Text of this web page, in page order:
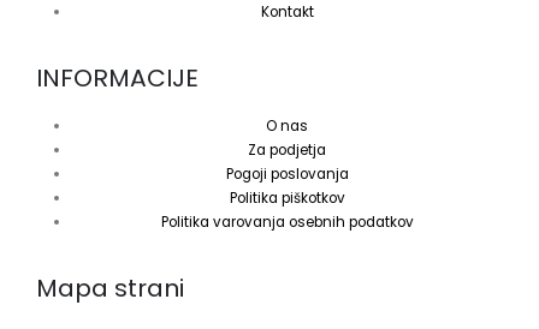
Kontakt
INFORMACIJE
O nas
Za podjetja
Pogoji poslovanja
Politika piškotkov
Politika varovanja osebnih podatkov
Mapa strani